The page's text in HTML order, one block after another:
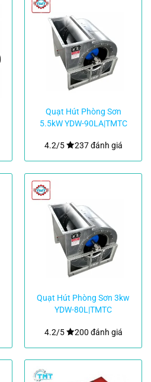
Quạt Hút Phòng Sơn
5.5kW YDW-90LA|TMTC
4.2/5 237 đánh giá
Quạt Hút Phòng Sơn 3kw
YDW-80L|TMTC
4.2/5 200 đánh giá